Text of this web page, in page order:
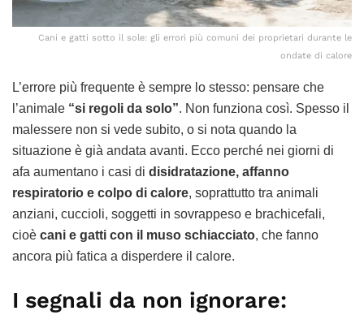
Cani e gatti sotto il sole: gli errori più comuni dei proprietari durante le
ondate di calore
L’errore più frequente è sempre lo stesso: pensare che
l’animale “si regoli da solo”. Non funziona così. Spesso il
malessere non si vede subito, o si nota quando la
situazione è già andata avanti. Ecco perché nei giorni di
afa aumentano i casi di disidratazione, affanno
respiratorio e colpo di calore, soprattutto tra animali
anziani, cuccioli, soggetti in sovrappeso e brachicefali,
cioè cani e gatti con il muso schiacciato, che fanno
ancora più fatica a disperdere il calore.
I segnali da non ignorare: